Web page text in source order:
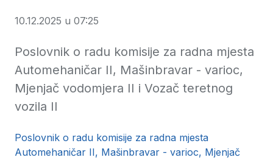
10.12.2025 u 07:25
Poslovnik o radu komisije za radna mjesta
Automehaničar II, Mašinbravar - varioc,
Mjenjač vodomjera II i Vozač teretnog
vozila II
Poslovnik o radu komisije za radna mjesta
Automehaničar II, Mašinbravar - varioc, Mjenjač